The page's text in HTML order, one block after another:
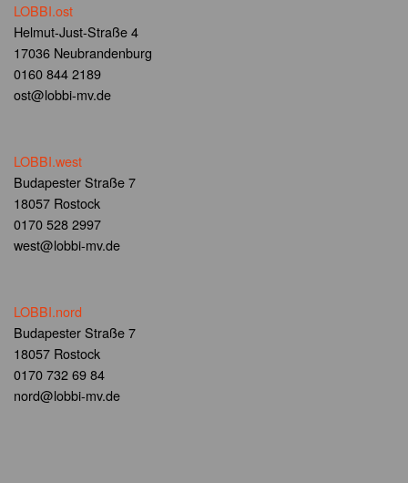
LOBBI.ost
Helmut-Just-Straße 4
17036 Neubrandenburg
0160 844 2189
ost@lobbi-mv.de
LOBBI.west
Budapester Straße 7
18057 Rostock
0170 528 2997
west@lobbi-mv.de
LOBBI.nord
Budapester Straße 7
18057 Rostock
0170 732 69 84
nord@lobbi-mv.de